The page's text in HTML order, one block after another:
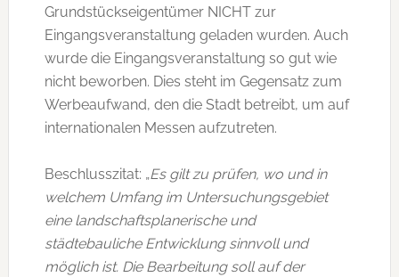
Grundstückseigentümer NICHT zur
Eingangsveranstaltung geladen wurden. Auch
wurde die Eingangsveranstaltung so gut wie
nicht beworben. Dies steht im Gegensatz zum
Werbeaufwand, den die Stadt betreibt, um auf
internationalen Messen aufzutreten.
Beschlusszitat: „Es gilt zu prüfen, wo und in
welchem Umfang im Untersuchungsgebiet
eine landschaftsplanerische und
städtebauliche Entwicklung sinnvoll und
möglich ist. Die Bearbeitung soll auf der